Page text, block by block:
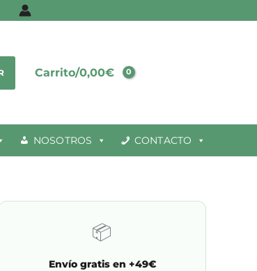
Carrito/0,00€
NOSOTROS CONTACTO
📦
Envío gratis en +49€
t
o